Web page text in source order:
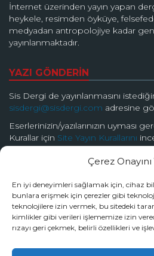
Çerez
En iyi deneyimleri sağlamak için, cihaz
bunlara erişmek için çerezler gibi
teknolojilere izin vermek, bu sitedeki
kimlikler gibi verileri işlememize izin
rızayı geri çekmek, belirli özellikleri ve
İnternet üzerinden yayın yapan
heykele, resimden öyküye,
medyadan antropolojiye kadar
yayınlanmaktadır.
YAZI GÖNDERİN
Sis Dergi de yayınlanmasını
sisdergi@sisdergi.com adresine
Eserlerinizin/yazılarınızın uyması
Kurallar için Site Yayın Kurallarını
BİZİ TAKİP EDİN
© 2026 Sis Dergi |